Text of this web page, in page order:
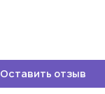
Оставить отзыв